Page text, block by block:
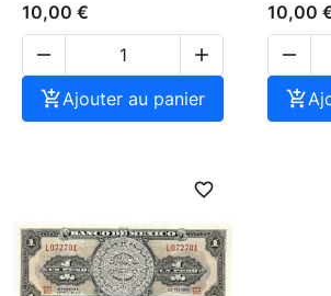
10,00 €


Ajouter au panier
10,00


favorite_border